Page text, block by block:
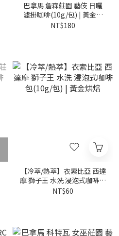
巴拿馬 詹森莊園 藝伎 日曬
濾掛咖啡(10g/包) | 黃金烘
焙
NT$180
【冷萃/熱萃】衣索比亞 西達
摩 獅子王 水洗 浸泡式咖啡包
(10g/包) | 黃金烘焙
NT$60